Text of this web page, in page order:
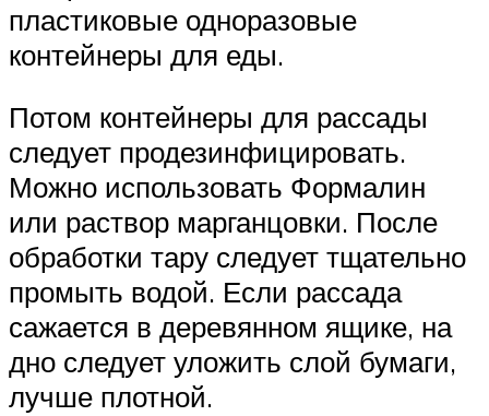
пластиковые одноразовые
контейнеры для еды.
Потом контейнеры для рассады
следует продезинфицировать.
Можно использовать Формалин
или раствор марганцовки. После
обработки тару следует тщательно
промыть водой. Если рассада
сажается в деревянном ящике, на
дно следует уложить слой бумаги,
лучше плотной.